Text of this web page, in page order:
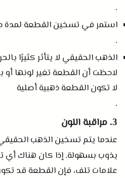
.
استمر في تسخين القطعة لمدة
.
الذهب الحقيقي لا يتأثر كثيرًا
لاحظت أن القطعة تغير لونها أو
لا تكون القطعة ذهبية أصلية
.
3. مراقبة اللون
عندما يتم تسخين الذهب
يذوب بسهولة. إذا كان هناك أي
علامات تلف، فإن القطعة قد